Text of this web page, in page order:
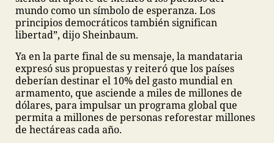
mundo como un símbolo de esperanza. Los
principios democráticos también significan
libertad”, dijo Sheinbaum.
Ya en la parte final de su mensaje, la mandataria
expresó sus propuestas y reiteró que los países
deberían destinar el 10% del gasto mundial en
armamento, que asciende a miles de millones de
dólares, para impulsar un programa global que
permita a millones de personas reforestar millones
de hectáreas cada año.